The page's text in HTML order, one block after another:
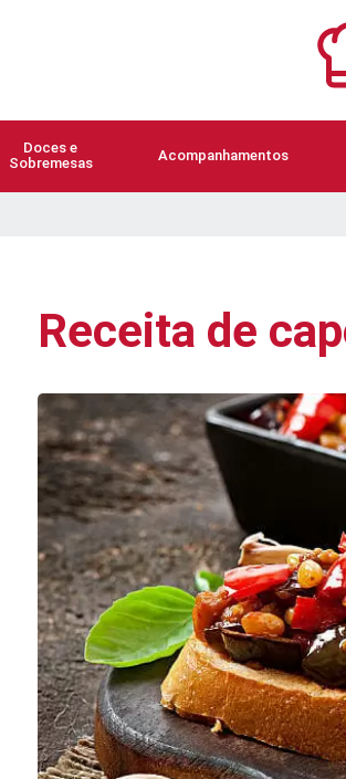
Doces e
Sobremesas
Acompanhamentos
Receita de